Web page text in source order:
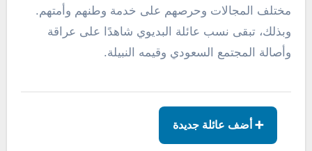
مختلف المجالات وحرصهم على خدمة وطنهم وأمتهم.
وبذلك، تبقى نسب عائلة البديوي شاهدًا على عراقة
وأصالة المجتمع السعودي وقيمه النبيلة.
➕ أضف عائلة جديدة